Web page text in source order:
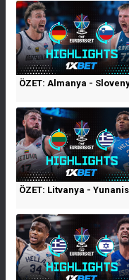
ÖZET: Almanya -
ÖZET: Litvanya -